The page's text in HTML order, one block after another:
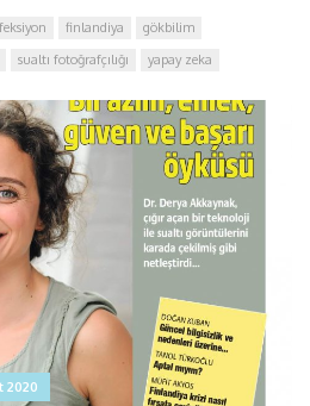
finlandiya
gökbilim
sualtı fotoğrafçılığı yapay zeka
2020